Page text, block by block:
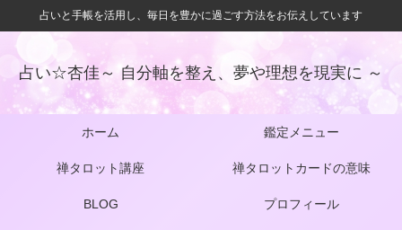
占いと手帳を活用し、毎日を豊かに過ごす方法をお伝えしています
占い☆杏佳～ 自分軸を整え、夢や理想を現実に ～
ホーム 鑑定メニュー
禅タロット講座 禅タロットカードの意味
BLOG プロフィール